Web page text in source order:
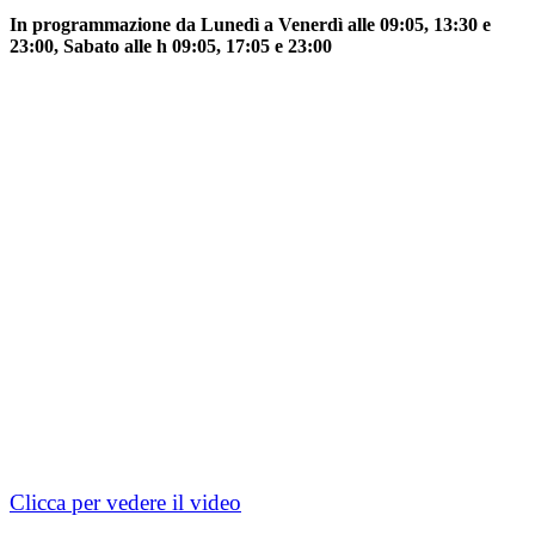
In programmazione da Lunedì a Venerdì alle 09:05, 13:30 e
23:00, Sabato alle h 09:05, 17:05 e 23:00
Clicca per vedere il video